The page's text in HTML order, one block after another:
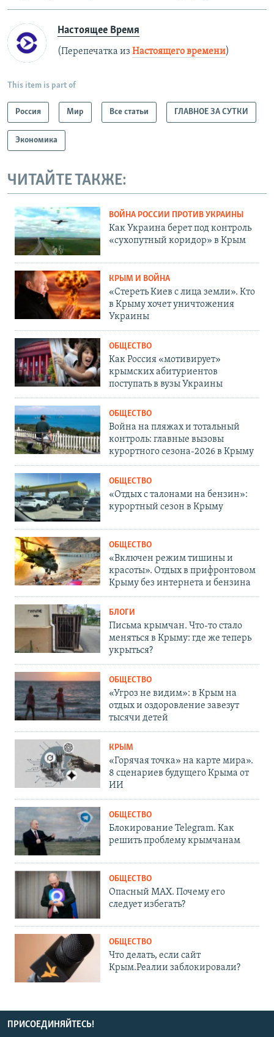
Настоящее Время
(Перепечатка из Настоящего времени)
This item is part of
Россия Мир Все статьи ГЛАВНОЕ ЗА СУТКИ
Экономика
ЧИТАЙТЕ ТАКЖЕ:
ВОЙНА РОССИИ ПРОТИВ УКРАИНЫ
Как Украина берет под контроль
«сухопутный коридор» в Крым
КРЫМ И ВОЙНА
«Стереть Киев с лица земли». Кто
в Крыму хочет уничтожения
Украины
ОБЩЕСТВО
Как Россия «мотивирует»
крымских абитуриентов
поступать в вузы Украины
ОБЩЕСТВО
Война на пляжах и тотальный
контроль: главные вызовы
курортного сезона-2026 в Крыму
ОБЩЕСТВО
«Отдых с талонами на бензин»:
курортный сезон в Крыму
ОБЩЕСТВО
«Включен режим тишины и
красоты». Отдых в прифронтовом
Крыму без интернета и бензина
БЛОГИ
Письма крымчан. Что-то стало
меняться в Крыму: где же теперь
укрыться?
ОБЩЕСТВО
«Угроз не видим»: в Крым на
отдых и оздоровление завезут
тысячи детей
КРЫМ
«Горячая точка» на карте мира».
8 сценариев будущего Крыма от
ИИ
ОБЩЕСТВО
Блокирование Telegram. Как
решить проблему крымчанам
ОБЩЕСТВО
Опасный MAX. Почему его
следует избегать?
ОБЩЕСТВО
Что делать, если сайт
Крым.Реалии заблокировали?
ПРИСОЕДИНЯЙТЕСЬ!